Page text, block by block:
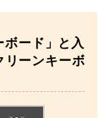
ード」と入
リーンキーボ